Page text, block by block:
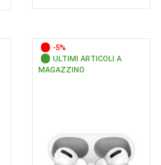
-5%
ULTIMI ARTICOLI A
MAGAZZINO